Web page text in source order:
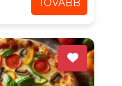
TOVÁBB